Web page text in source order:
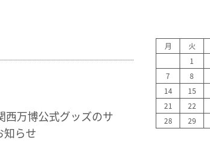
西万博公式グッズのサ
知らせ
月
火
1
7
8
14
15
21
22
28
29